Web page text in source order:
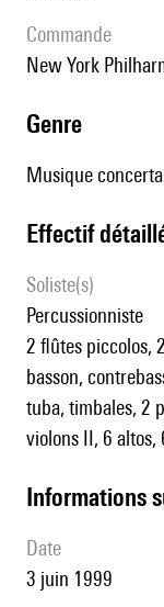
Commande
New York
genre
Musique
effectif
Soliste(s)
percussionniste
2 flûtes piccolos,
basson,
tuba, timbales, 2
violons II, 6 altos,
informations
date
3 juin 1999